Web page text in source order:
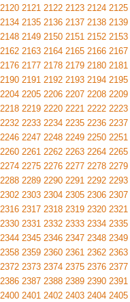
2120 2121 2122 2123 2124 2125
2134 2135 2136 2137 2138 2139
2148 2149 2150 2151 2152 2153
2162 2163 2164 2165 2166 2167
2176 2177 2178 2179 2180 2181
2190 2191 2192 2193 2194 2195
2204 2205 2206 2207 2208 2209
2218 2219 2220 2221 2222 2223
2232 2233 2234 2235 2236 2237
2246 2247 2248 2249 2250 2251
2260 2261 2262 2263 2264 2265
2274 2275 2276 2277 2278 2279
2288 2289 2290 2291 2292 2293
2302 2303 2304 2305 2306 2307
2316 2317 2318 2319 2320 2321
2330 2331 2332 2333 2334 2335
2344 2345 2346 2347 2348 2349
2358 2359 2360 2361 2362 2363
2372 2373 2374 2375 2376 2377
2386 2387 2388 2389 2390 2391
2400 2401 2402 2403 2404 2405